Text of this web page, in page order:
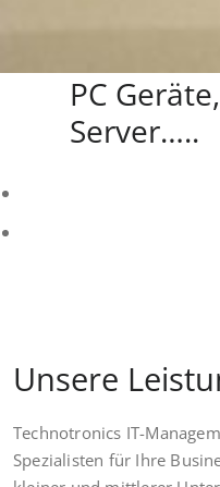
PC
Server…..
Unsere
Technotronics IT-
Spezialisten für Ihre